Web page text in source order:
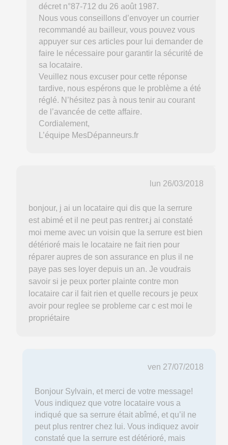
décret n°87-712 du 26 août 1987.
Nous vous conseillons d’envoyer un courrier
recommandé au bailleur, vous pouvez vous
appuyer sur ces articles pour lui demander de
faire le nécessaire pour garantir la sécurité de
sa locataire.
Veuillez nous excuser pour cette réponse
tardive, nous espérons que le problème a été
réglé. N’hésitez pas à nous tenir au courant
de l’avancée de cette affaire.
Cordialement,
L’équipe MesDépanneurs.fr
lun 26/03/2018
bonjour, j ai un locataire qui dis que la serrure
est abimé et il ne peut pas rentrer.j ai constaté
moi meme avec un voisin que la serrure est bien
détérioré mais le locataire ne fait rien pour
réparer aupres de son assurance en plus il ne
paye pas ses loyer depuis un an. Je voudrais
savoir si je peux porter plainte contre mon
locataire car il fait rien et quelle recours je peux
avoir pour reglee se probleme car c est moi le
propriétaire
ven 27/07/2018
Bonjour Sylvain, et merci de votre message!
Vous indiquez que votre locataire vous a
indiqué que sa serrure était abîmé, et qu’il ne
peut plus rentrer chez lui. Vous indiquez avoir
constaté que la serrure est détérioré, mais